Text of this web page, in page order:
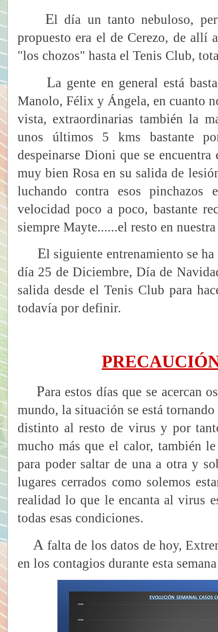
El día un tanto nebuloso,
propuesto era el de Cerezo, de allí
"los chozos" hasta el Tenis Club,
La gente en general está
Manolo, Félix y Ángela, en cuanto
vista, extraordinarias también la
unos últimos 5 kms bastante
despeinarse Dioni que se
muy bien Rosa en su salida de
luchando contra esos pinchazos
velocidad poco a poco, bastante
siempre Mayte......el resto en
El siguiente entrenamiento se
día 25 de Diciembre, Día de
salida desde el Tenis Club para
todavía por definir.
Para estos días que se acercan
mundo, la situación se está
distinto al resto de virus y por
mucho más que el calor, también
para poder saltar de una a otra y
lugares cerrados como solemos
realidad lo que le encanta al virus
todas esas condiciones.
A falta de los datos de hoy,
en los contagios durante esta